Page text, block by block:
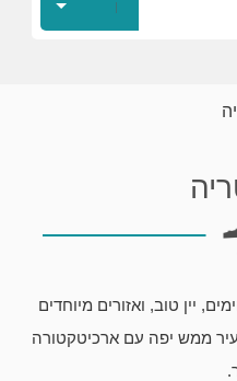
יין טוב, ואזורים מיוחדים
ממש יפה עם ארכיטקטורה